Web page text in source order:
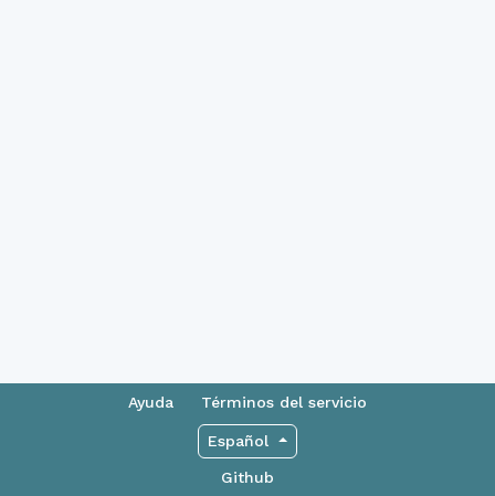
Ayuda Términos del servicio
Español
Github